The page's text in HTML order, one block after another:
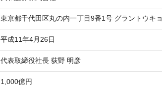
東京都千代田区丸の内一丁目9番1号 グラントウキ
平成11年4月26日
代表取締役社長 荻野 明彦
1,000億円